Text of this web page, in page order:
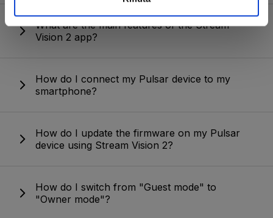
nostri partner che si occupano di analisi dei dati web,
pubblicità e social media, i quali potrebbero combinarle
con altre informazioni che hai fornito loro o che hanno
What are the main features of the Stream
Vision 2 app?
How do I connect my Pulsar device to my
smartphone?
How do I update the firmware on my Pulsar
device using Stream Vision 2?
How do I switch from "Guest mode" to
"Owner mode"?